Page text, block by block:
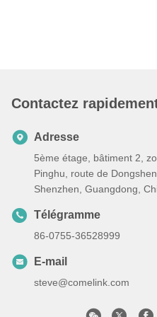
Contactez
Adresse
5ème étage, bâtiment 2,
Pinghu, route de
Shenzhen, Guangdong,
Télégramme
86-0755-36528999
E-mail
steve@comelink.com